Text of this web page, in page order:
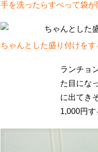
手を洗ったらすべって袋が
ちゃんとした盛り付けを
ランチョ
た目にな
に出てき
1,000円す